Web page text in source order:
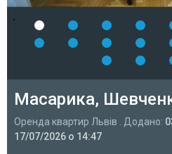
Масарика,
Оренда квартир Львів . Додано:
17/07/2026 о 14:47